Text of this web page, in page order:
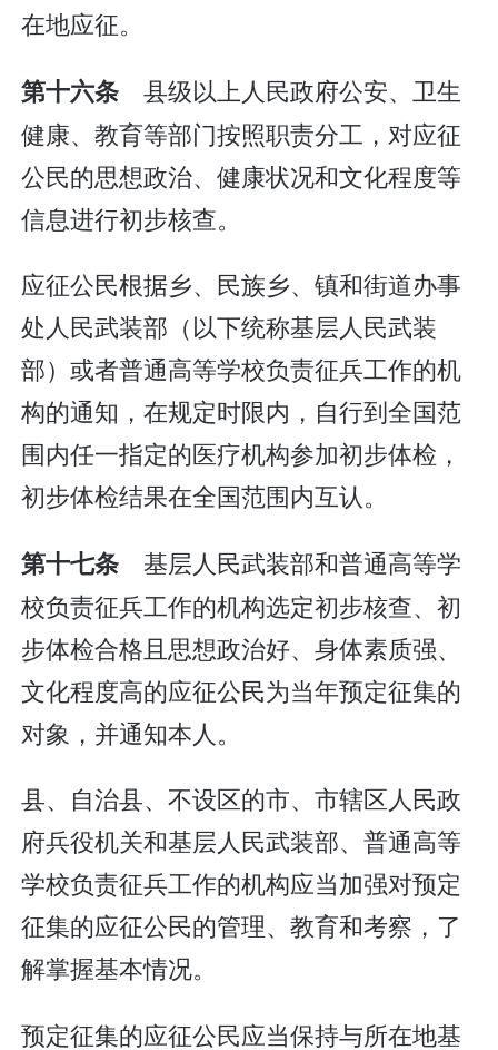
在地应征。
第十六条 县级以上人民政府公安、卫生
健康、教育等部门按照职责分工，对应征
公民的思想政治、健康状况和文化程度等
信息进行初步核查。
应征公民根据乡、民族乡、镇和街道办事
处人民武装部（以下统称基层人民武装
部）或者普通高等学校负责征兵工作的机
构的通知，在规定时限内，自行到全国范
围内任一指定的医疗机构参加初步体检，
初步体检结果在全国范围内互认。
第十七条 基层人民武装部和普通高等学
校负责征兵工作的机构选定初步核查、初
步体检合格且思想政治好、身体素质强、
文化程度高的应征公民为当年预定征集的
对象，并通知本人。
县、自治县、不设区的市、市辖区人民政
府兵役机关和基层人民武装部、普通高等
学校负责征兵工作的机构应当加强对预定
征集的应征公民的管理、教育和考察，了
解掌握基本情况。
预定征集的应征公民应当保持与所在地基